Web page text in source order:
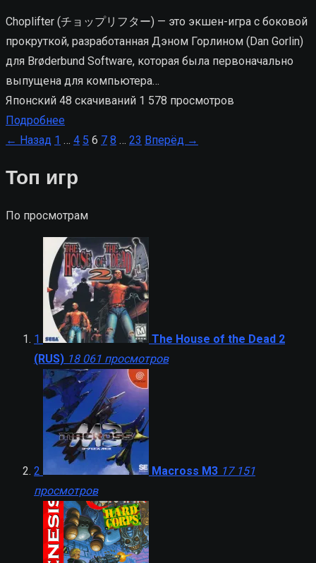
Choplifter (チョップリフター) — это экшен-игра с боковой
прокруткой, разработанная Дэном Горлином (Dan Gorlin)
для Brøderbund Software, которая была первоначально
выпущена для компьютера…
Японский 48 скачиваний 1 578 просмотров
Подробнее
Пагинация
← Назад 1 … 4 5 6 7 8 … 23 Вперёд →
Топ игр
По просмотрам
1
The House of the Dead 2
(RUS) 18 061 просмотров
2 Macross M3 17 151
просмотров